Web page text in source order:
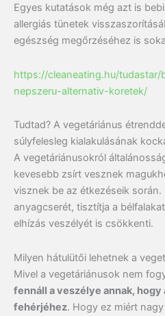
Egyes kutatások még azt is
allergiás tünetek
egészség megőrzéséhez is
https://cleaneating.hu/
nepszeru-alternativ-koretek/
Tudtad? A vegetáriánus
súlyfelesleg kialakulásának
A vegetáriánusokról
kevesebb zsírt vesznek
visznek be az étkezéseik
anyagcserét, tisztítja a
elhízás veszélyét is csökkenti.
Milyen hátulütői lehetnek a
Mivel a vegetáriánusok nem
fennáll a veszélye annak,
fehérjéhez. Hogy ez miért